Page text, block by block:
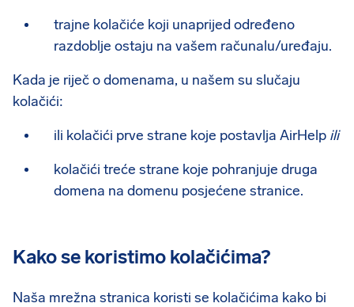
trajne kolačiće koji unaprijed određeno
razdoblje ostaju na vašem računalu/uređaju.
Kada je riječ o domenama, u našem su slučaju
kolačići:
ili kolačići prve strane koje postavlja AirHelp ili
kolačići treće strane koje pohranjuje druga
domena na domenu posjećene stranice.
Kako se koristimo kolačićima?
Naša mrežna stranica koristi se kolačićima kako bi